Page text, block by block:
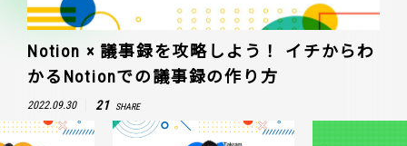
Notion × 議事録を攻略しよう！ イチからわ
かるNotionでの議事録の作り方
2022.09.30 21 SHARE